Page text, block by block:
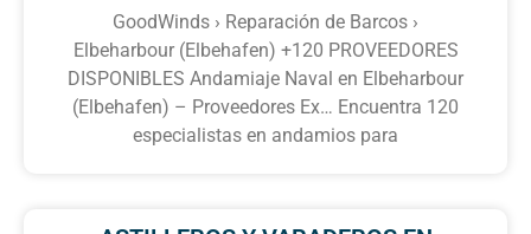
GoodWinds › Reparación de Barcos ›
Elbeharbour (Elbehafen) +120 PROVEEDORES
DISPONIBLES Andamiaje Naval en Elbeharbour
(Elbehafen) – Proveedores Ex… Encuentra 120
especialistas en andamios para